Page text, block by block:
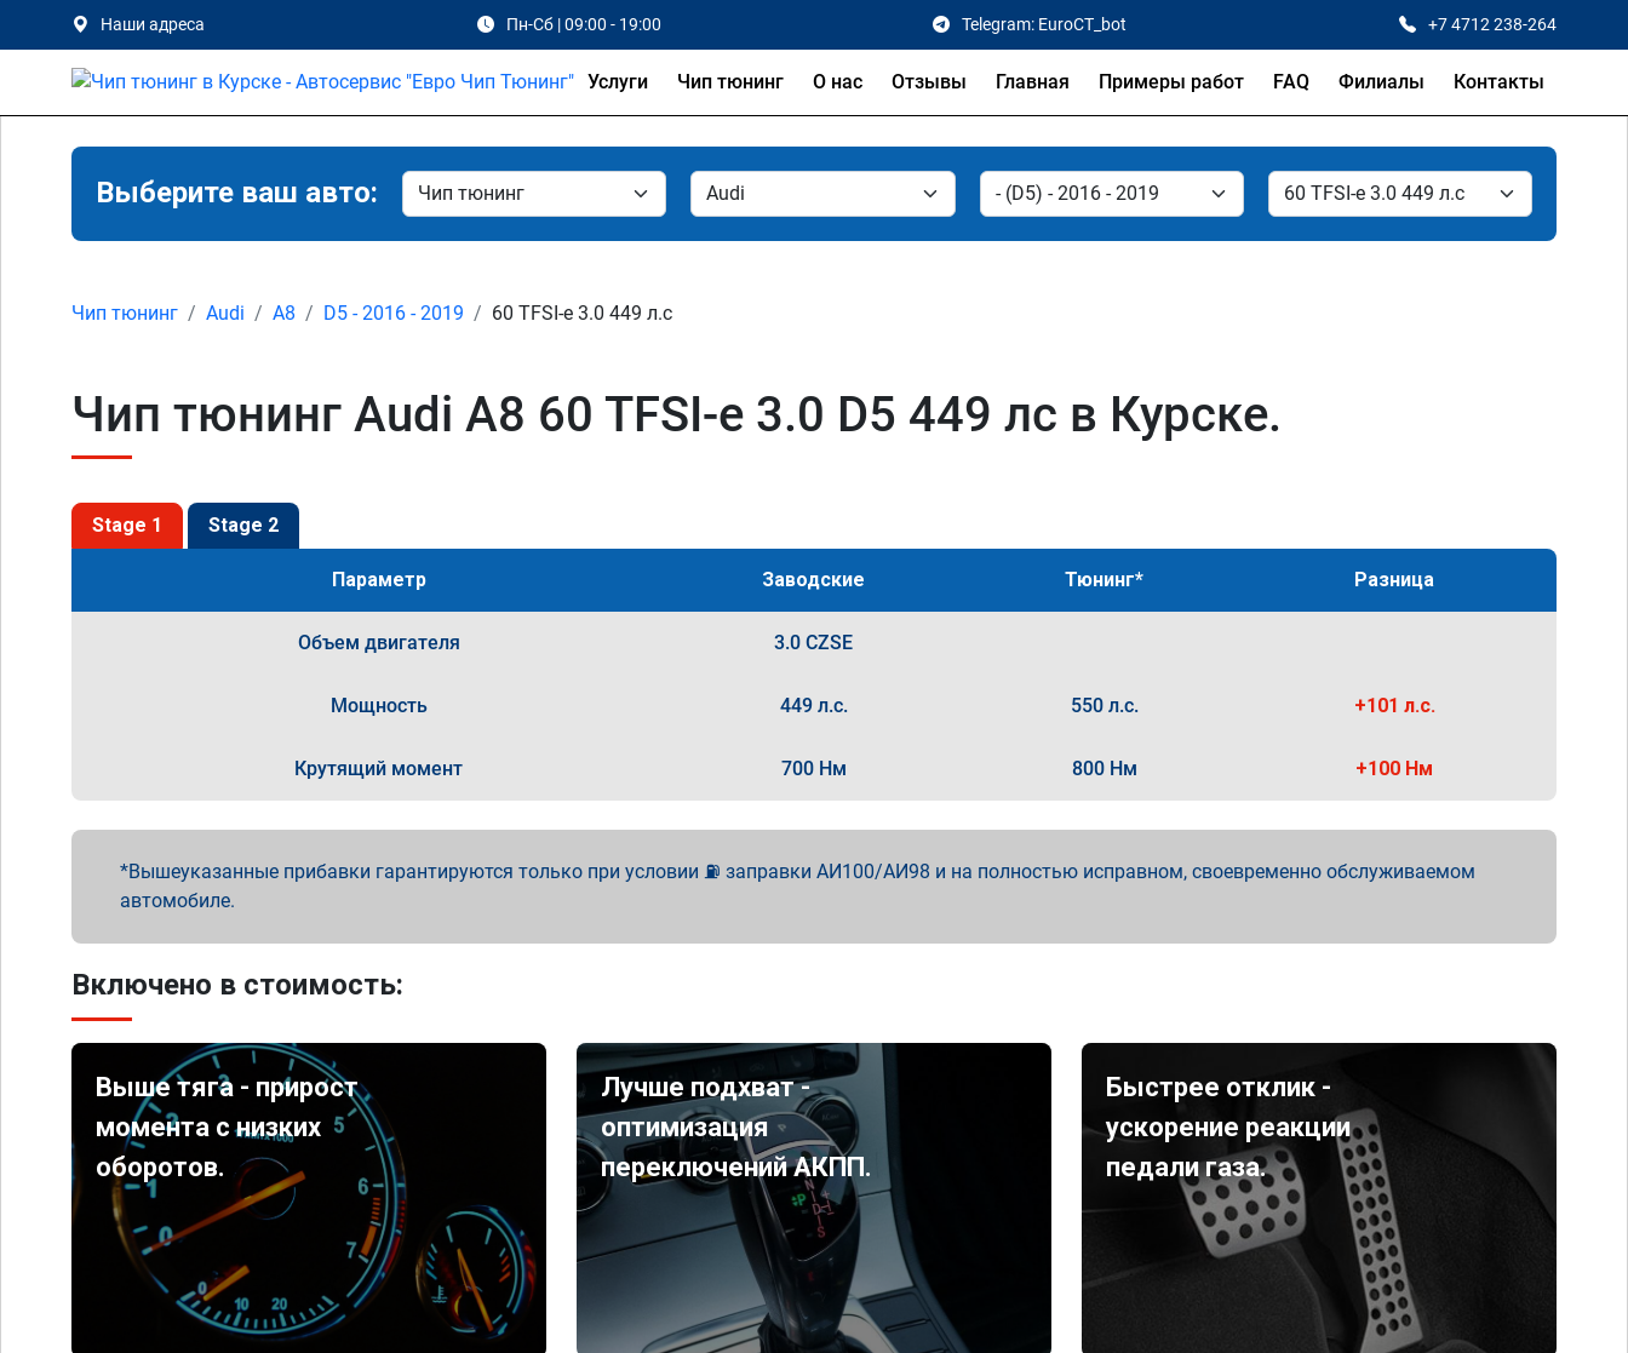
Наши адреса Пн-Сб | 09:00 - 19:00 Telegram: EuroCT_bot +7 4712 238-264
Услуги Чип тюнинг О нас Отзывы Главная Примеры работ FAQ Филиалы Контакты
Выберите ваш авто:
Чип тюнинг Audi A8 D5 - 2016 - 2019 60 TFSI-e 3.0 449 л.с
Чип тюнинг Audi A8 60 TFSI-e 3.0 D5 449 лс в Курске.
Stage 1 Stage 2
Параметр Заводские Тюнинг* Разница
Объем двигателя 3.0 CZSE
Мощность 449 л.с. 550 л.с. +101 л.с.
Крутящий момент 700 Нм 800 Нм +100 Нм
Вышеуказанные прибавки гарантируются только при условии ⛽ заправки АИ100/АИ98 и на полностью исправном, своевременно обслуживаемом
автомобиле.
Включено в стоимость:
Выше тяга - прирост
момента с низких
оборотов.
Лучше подхват -
оптимизация
переключений АКПП.
Быстрее отклик -
ускорение реакции
педали газа.